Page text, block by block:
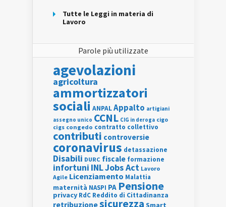
Tutte le Leggi in materia di
Lavoro
Parole più utilizzate
agevolazioni
agricoltura
ammortizzatori
sociali ANPALAppalto artigiani
assegno unico CCNL CIG in deroga cigo
cigs congedo contratto collettivo
contributi controversie
coronavirus detassazione
Disabili DURC fiscale formazione
infortuni INLJobs Act Lavoro
Agile Licenziamento Malattia
maternità NASPI PA Pensione
privacy RdC Reddito di Cittadinanza
retribuzionesicurezza Smart